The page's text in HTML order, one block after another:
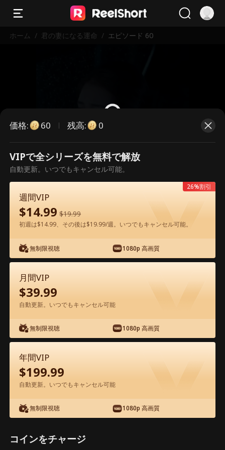
ホーム / 君の妻になる運命 / エピソード 60
こちらは有料のエピソードです。視
聴いただくには解放が必要です。
アプリ内で無料視聴可能
エピソード60 - 君の妻になる運命 映画
フル
1-50 51-73
60 63
価格: 60 残高: 0
VIPで全シリーズを無料で解放
自動更新。いつでもキャンセル可能。
週間VIP
$14.99 $19.99
初週は$14.99、その後は$19.99/週。いつでもキャンセル可能。
無制限視聴 1080p 高画質
26%割引
月間VIP
$39.99
自動更新。いつでもキャンセル可能
無制限視聴 1080p 高画質
年間VIP
$199.99
自動更新。いつでもキャンセル可能
無制限視聴 1080p 高画質
コインをチャージ